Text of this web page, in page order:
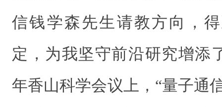
信钱学森先生请教方向，
定，为我坚守前沿研究增添
年香山科学会议上，“量子通